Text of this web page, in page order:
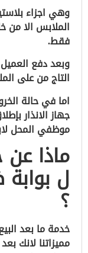
وهي اجزاء
الملابس الا من
فقط.
وبعد دفع
التاج من على
اما في حالة
جهاز الانذار
موظفي المحل
ماذا عن
ل
؟
خدمة ما بعد
مميزاتنا لانك